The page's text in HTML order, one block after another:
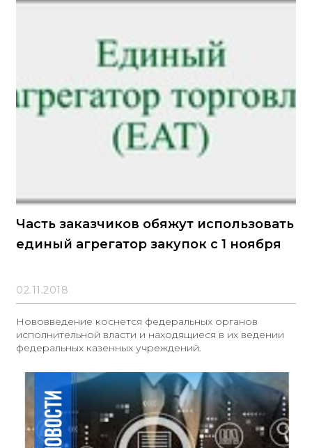
Часть заказчиков обяжут использовать
единый агрегатор закупок с 1 ноября
02.11.2018
Нововведение коснется федеральных органов
исполнительной власти и находящиеся в их ведении
федеральных казенных учреждений.